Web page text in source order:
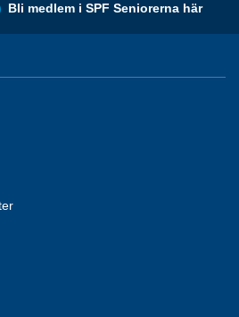
Bli medlem i SPF Seniorerna här